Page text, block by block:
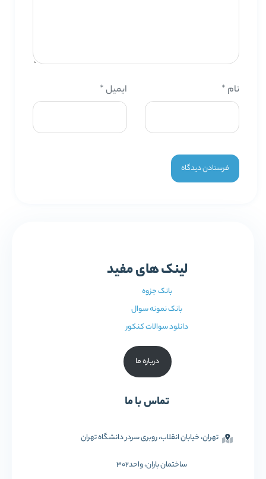
نام * ایمیل*
لینک های مفید
بانک جزوه
بانک نمونه سوال
دانلود سوالات کنکور
درباره ما
تماس با ما
تهران، خیابان انقلاب، روبری سردر دانشگاه تهران
ساختمان باران، واحد302